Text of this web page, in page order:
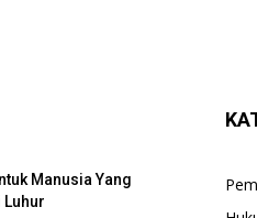
Manusia Yang
Luhur